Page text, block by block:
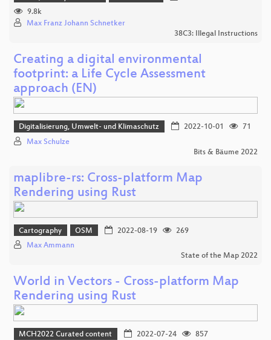
9.8k
Max Franz Johann Schnetker
38C3: Illegal Instructions
Creating a digital environmental
footprint: a Life Cycle Assessment
approach (EN)
Digitalisierung, Umwelt- und Klimaschutz 2022-10-01
71
Max Schulze
Bits & Bäume 2022
maplibre-rs: Cross-platform Map
Rendering using Rust
Cartography OSM 2022-08-19
269
Max Ammann
State of the Map 2022
World in Vectors - Cross-platform Map
Rendering using Rust
MCH2022 Curated content 2022-07-24
857